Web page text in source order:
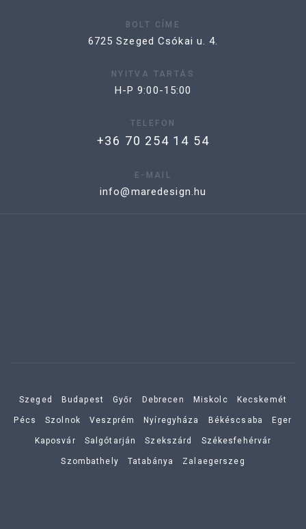
BOLT CÍME
6725 Szeged Csókai u. 4.
NYITVA TARTÁS
H-P 9:00-15:00
TELEFON
+36 70 254 14 54
E-MAIL
info@maredesign.hu
Szeged Budapest Győr Debrecen Miskolc Kecskemét
Pécs Szolnok Veszprém Nyíregyháza Békéscsaba Eger
Kaposvár Salgótarján Szekszárd Székesfehérvár
Szombathely Tatabánya Zalaegerszeg